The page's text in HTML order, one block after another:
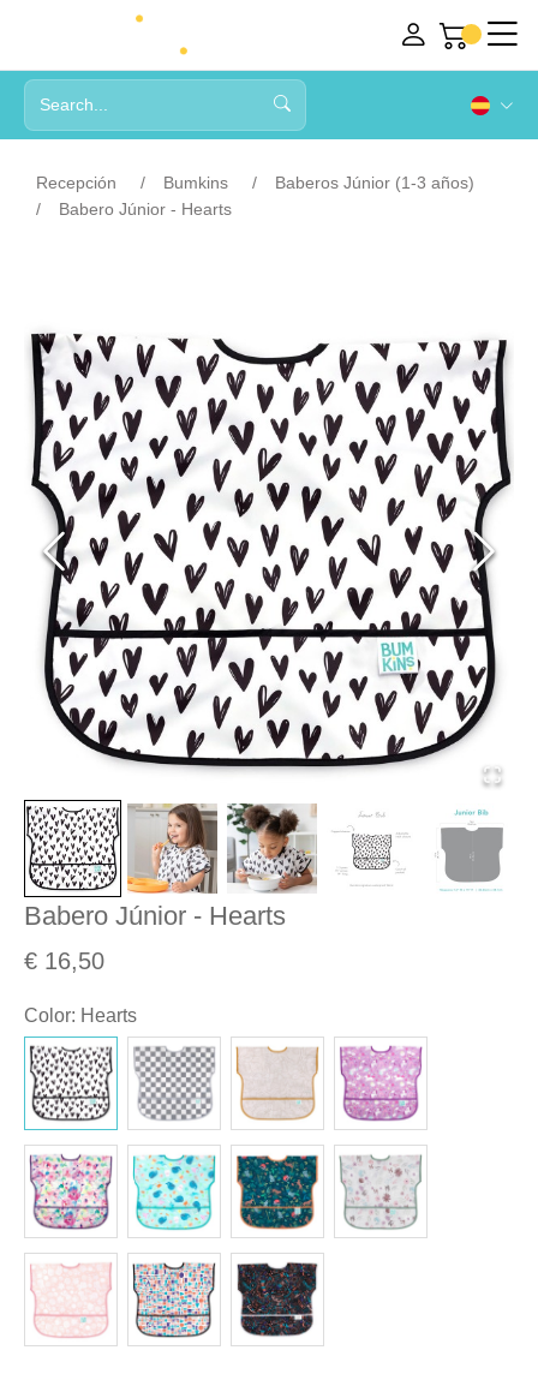
Recepción Bumkins
Baberos Júnior (1-3 años)
Babero Júnior - Hearts
Babero Júnior - Hearts
€ 16,50
Color: Hearts